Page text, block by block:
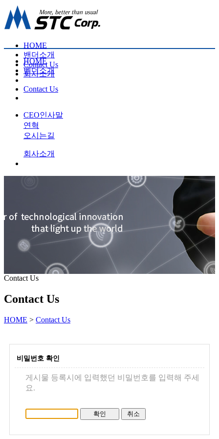
HOME
밴더소개
Contact Us
회사소개
HOME
벤더소개
Contact Us
CEO인사말
연혁
오시는길
회사소개
Contact Us
Contact Us
HOME > Contact Us
비밀번호 확인
게시물 등록시에 입력했던 비밀번호를 입력해 주세
요.